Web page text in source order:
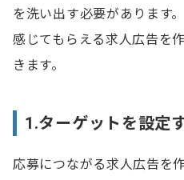
く
会社説明：自社のリアル
写真：職場の雰囲気を伝え
【法律注意】NGな求人広告
を洗い出す必要があります
感じてもらえる求人広告を
きます。
1.ターゲットを設定
応募につながる求人広告を